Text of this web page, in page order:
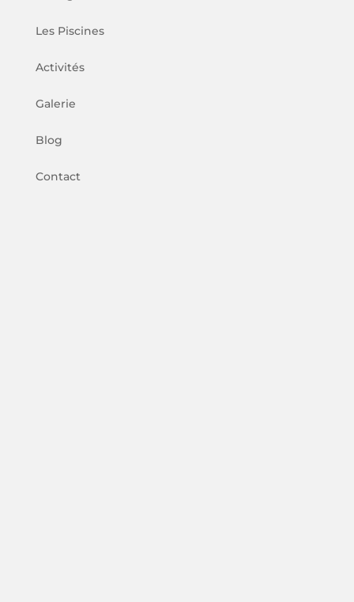
Les Piscines
Activités
Galerie
Blog
Contact